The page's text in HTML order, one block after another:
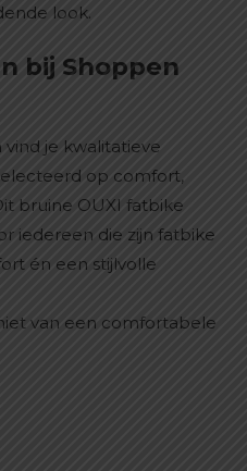
look.
bij Shoppen
je kwalitatieve
op comfort,
bruine OUXI fatbike
iedereen die zijn fatbike
én een stijlvolle
van een comfortabele